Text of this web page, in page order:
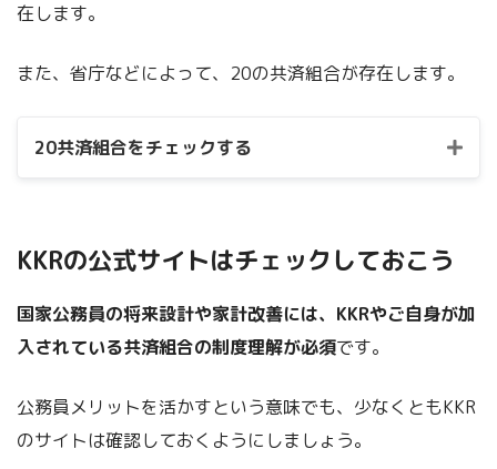
在します。
また、省庁などによって、20の共済組合が存在します。
20共済組合をチェックする
KKRの公式サイトはチェックしておこう
国家公務員の将来設計や家計改善には、KKRやご自身が加
入されている共済組合の制度理解が必須です。
公務員メリットを活かすという意味でも、少なくともKKR
のサイトは確認しておくようにしましょう。